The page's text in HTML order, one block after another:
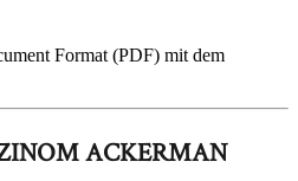
Format (PDF) mit dem
ACKERMAN